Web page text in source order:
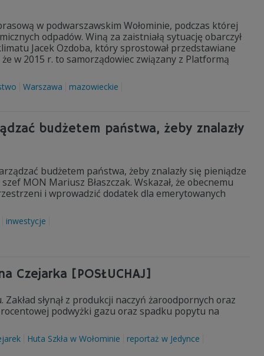
w podwarszawskim Wołominie, podczas której
odpadów. Winą za zaistniałą sytuację obarczył
Jacek Ozdoba, który sprostował przedstawiane
w 2015 r. to samorządowiec związany z Platformą
Warszawa mazowieckie
budżetem państwa, żeby znalazły
budżetem państwa, żeby znalazły się pieniądze
MON Mariusz Błaszczak. Wskazał, że obecnemu
i wprowadzić dodatek dla emerytowanych
inwestycje
[POSŁUCHAJ]
słynął z produkcji naczyń żaroodpornych oraz
podwyżki gazu oraz spadku popytu na
Huta Szkła w Wołominie reportaż w Jedynce